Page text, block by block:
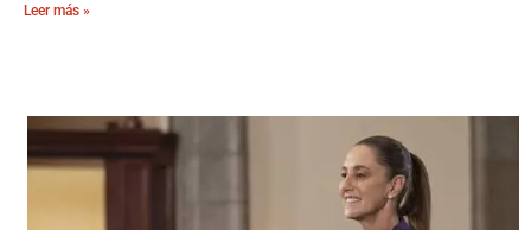
Leer más »